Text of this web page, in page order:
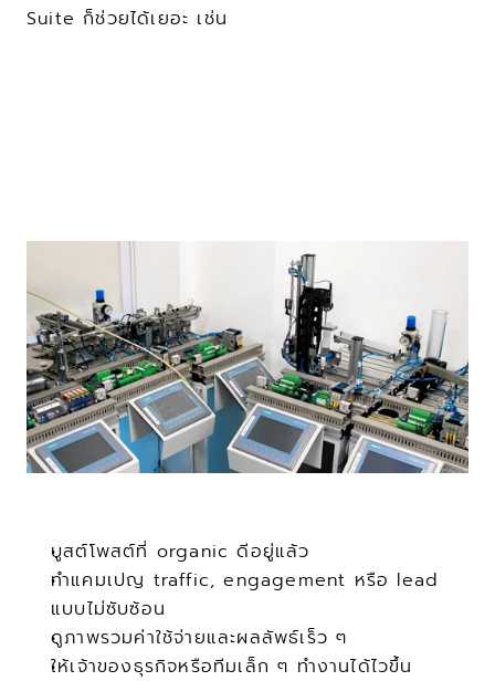
Suite ก็ช่วยได้เยอะ เช่น
บูสต์โพสต์ที่ organic ดีอยู่แล้ว
ทำแคมเปญ traffic, engagement หรือ lead
แบบไม่ซับซ้อน
ดูภาพรวมค่าใช้จ่ายและผลลัพธ์เร็ว ๆ
ให้เจ้าของธุรกิจหรือทีมเล็ก ๆ ทำงานได้ไวขึ้น